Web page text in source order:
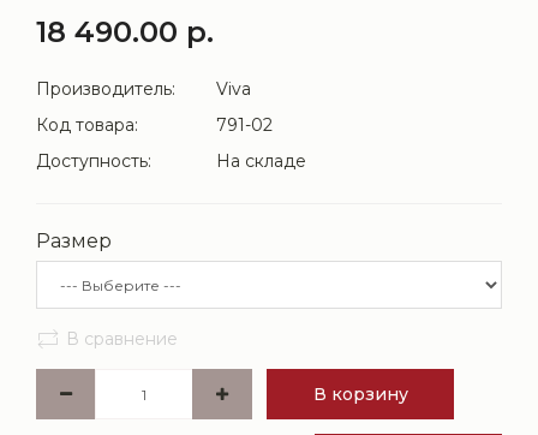
18 490.00 р.
Производитель:
Viva
Код товара:
791-02
Доступность:
На складе
Размер
В сравнение
В корзину